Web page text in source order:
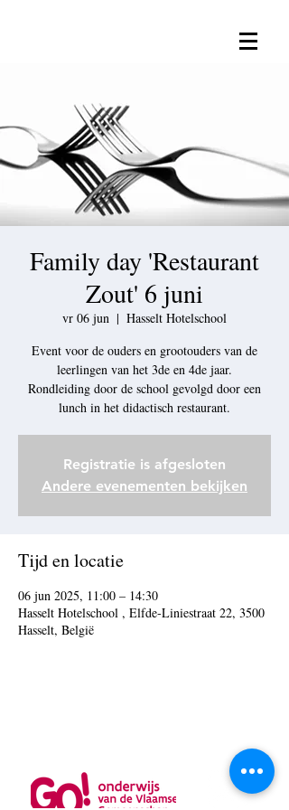
Family day 'Restaurant
Zout' 6 juni
vr 06 jun
  |
Hasselt Hotelschool
Event voor de ouders en grootouders van de
leerlingen van het 3de en 4de jaar.
Rondleiding door de school gevolgd door een
lunch in het didactisch restaurant.
Registratie is afgesloten
Andere evenementen bekijken
Tijd en locatie
06 jun 2025, 11:00 – 14:30
Hasselt Hotelschool , Elfde-Liniestraat 22, 3500
Hasselt, België